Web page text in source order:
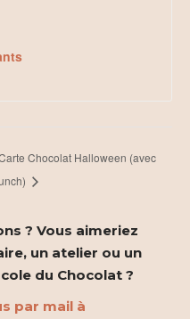
Chocolat Halloween (avec
? Vous aimeriez
un atelier ou un
du Chocolat ?
par mail à